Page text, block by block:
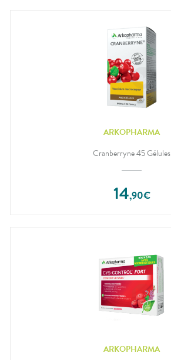
ARKOPHARMA
Cranberryne 45 Gélules
14,90€
ARKOPHARMA